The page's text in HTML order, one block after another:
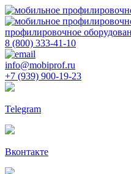
профилировочное
8 (800) 333-41-10
info@mobiprof.ru
+7 (939) 900-19-23
Telegram
Вконтакте